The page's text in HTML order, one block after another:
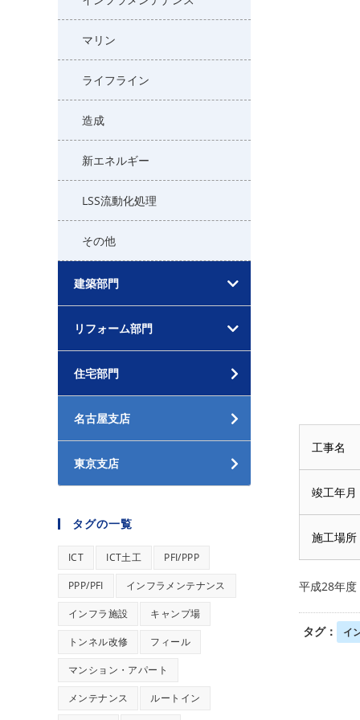
工事名
竣工年月
施工場所
平成28年度
タグ： イ
マリン
ライフライン
造成
新エネルギー
LSS流動化処理
その他
建築部門
リフォーム部門
住宅部門
名古屋支店
東京支店
タグの一覧
ICT ICT土工 PFI/PPP
PPP/PFI インフラメンテナンス
インフラ施設 キャンプ場
トンネル改修 フィール
マンション・アパート
メンテナンス ルートイン